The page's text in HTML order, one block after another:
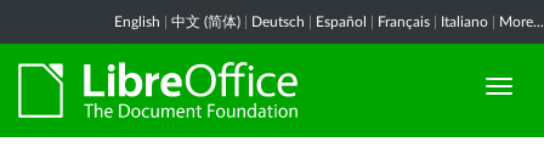
English 中文 (简体) Deutsch Español Français Italiano More...